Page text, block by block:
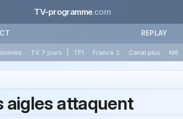
TV-programme.com
REPLAY
TV 7 jours TF1 France 2 Canal plus M6
aigles attaquent